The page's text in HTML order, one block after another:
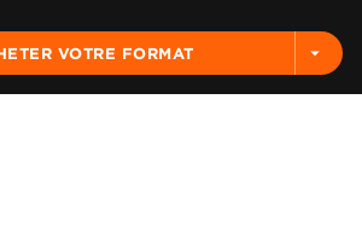
VOTRE FORMAT arrow_drop_down
d'utilisation